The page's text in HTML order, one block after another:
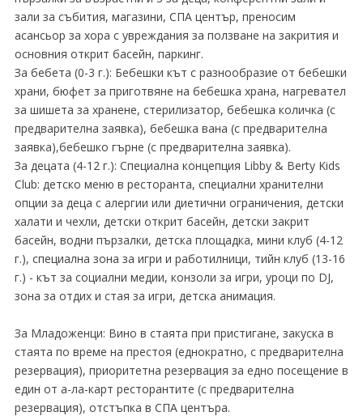
зали за събития, магазини, СПА център, преносим
асансьор за хора с увреждания за ползване на закрития и
основния открит басейн, паркинг.
За бебета (0-3 г.): Бебешки кът с разнообразие от бебешки
храни, бюфет за приготвяне на бебешка храна, нагревател
за шишета за хранене, стерилизатор, бебешка количка (с
предварителна заявка), бебешка вана (с предварителна
заявка),бебешко гърне (с предварителна заявка).
За децата (4-12 г.): Специална концепция Libby & Berty Kids
Club: детско меню в ресторанта, специални хранителни
опции за деца с алергии или диетични ограничения, детски
халати и чехли, детски открит басейн, детски закрит
басейн, водни пързалки, детска площадка, мини клуб (4-12
г.), специална зона за игри и работилници, тийн клуб (13-16
г.) - кът за социални медии, конзоли за игри, уроци по DJ,
зона за отдих и стая за игри, детска анимация.
За Младоженци: Вино в стаята при пристигане, закуска в
стаята по време на престоя (еднократно, с предварителна
резервация), приоритетна резервация за едно посещение в
един от а-ла-карт ресторантите (с предварителна
резервация), отстъпка в СПА центъра.